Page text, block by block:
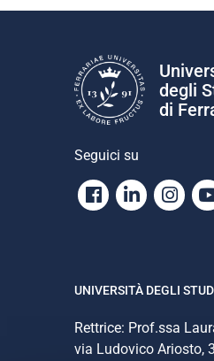
degli
di
Seguici su
Facebook
Linkedin
UNIVERSITÀ DEGLI
Rettrice: Prof.ssa
via Ludovico Ariosto,